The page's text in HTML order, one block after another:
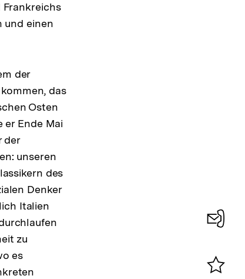
und einen
der
das
Osten
Ende Mai
der
unseren
des
Denker
Italien
zu
es